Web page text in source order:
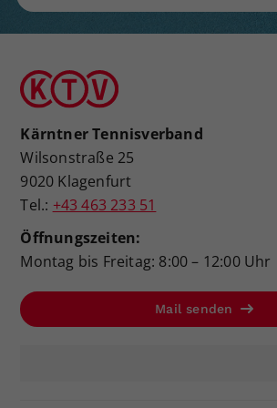
Kärntner Tennisverband
Wilsonstraße 25
9020 Klagenfurt
Tel.: +43 463 233 51
Öffnungszeiten:
Montag bis Freitag: 8:00 – 12:00 Uhr
Mail senden